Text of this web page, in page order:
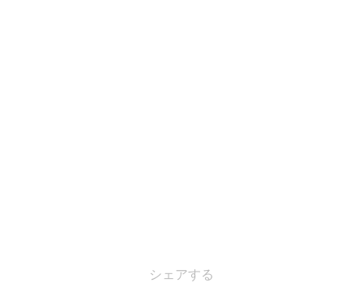
シェアする